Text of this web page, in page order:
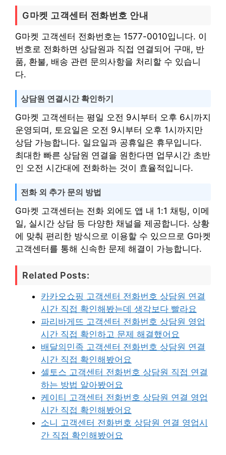
G마켓 고객센터 전화번호 안내
G마켓 고객센터 전화번호는 1577-0010입니다. 이
번호로 전화하면 상담원과 직접 연결되어 구매, 반
품, 환불, 배송 관련 문의사항을 처리할 수 있습니
다.
상담원 연결시간 확인하기
G마켓 고객센터는 평일 오전 9시부터 오후 6시까지
운영되며, 토요일은 오전 9시부터 오후 1시까지만
상담 가능합니다. 일요일과 공휴일은 휴무입니다.
최대한 빠른 상담원 연결을 원한다면 업무시간 초반
인 오전 시간대에 전화하는 것이 효율적입니다.
전화 외 추가 문의 방법
G마켓 고객센터는 전화 외에도 앱 내 1:1 채팅, 이메
일, 실시간 상담 등 다양한 채널을 제공합니다. 상황
에 맞춰 편리한 방식으로 이용할 수 있으므로 G마켓
고객센터를 통해 신속한 문제 해결이 가능합니다.
Related Posts:
카카오쇼핑 고객센터 전화번호 상담원 연결
시간 직접 확인해봤는데 생각보다 빨라요
파리바게뜨 고객센터 전화번호 상담원 영업
시간 직접 확인하고 문제 해결했어요
배달의민족 고객센터 전화번호 상담원 연결
시간 직접 확인해봤어요
셀토스 고객센터 전화번호 상담원 직접 연결
하는 방법 알아봤어요
케이티 고객센터 전화번호 상담원 연결 영업
시간 직접 확인해봤어요
소니 고객센터 전화번호 상담원 연결 영업시
간 직접 확인해봤어요